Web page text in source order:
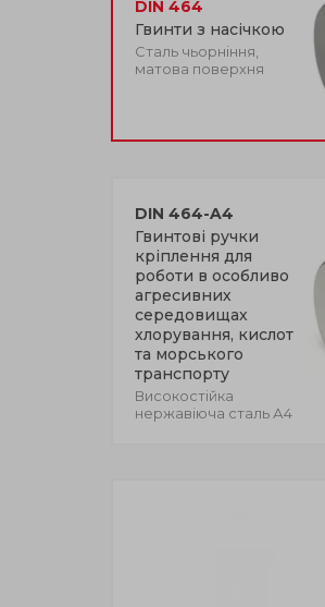
DIN 464
Гвинти з насічкою
Сталь чьорніння,
матова поверхня
DIN 464-A4
Гвинтові ручки
кріплення для
роботи в особливо
агресивних
середовищах
хлорування, кислот
та морського
транспорту
Високостійка
нержавіюча сталь А4